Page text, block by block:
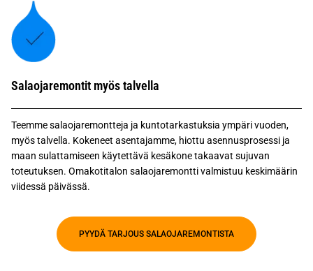
Salaojaremontit myös talvella
Teemme salaojaremontteja ja kuntotarkastuksia ympäri vuoden,
myös talvella. Kokeneet asentajamme, hiottu asennusprosessi ja
maan sulattamiseen käytettävä kesäkone takaavat sujuvan
toteutuksen. Omakotitalon salaojaremontti valmistuu keskimäärin
viidessä päivässä.
PYYDÄ TARJOUS SALAOJAREMONTISTA